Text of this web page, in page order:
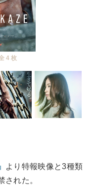
4 枚
より特報映像と3種類
された。